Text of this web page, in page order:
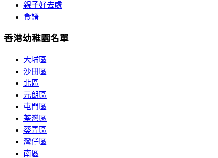
親子好去處
食譜
香港幼稚園名單
大埔區
沙田區
北區
元朗區
屯門區
荃灣區
葵青區
灣仔區
南區